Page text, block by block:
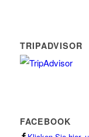
TRIPADVISOR
FACEBOOK